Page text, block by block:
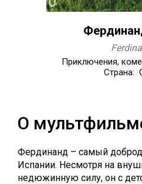
Приключения,
Страна:
О
Фердинанд – самый
Испании. Несмотря на
недюжинную силу, он с